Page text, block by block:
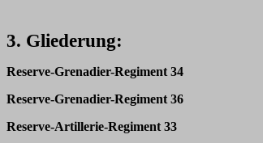
3. Gliederung:
Reserve-Grenadier-Regiment 34
Reserve-Grenadier-Regiment 36
Reserve-Artillerie-Regiment 33